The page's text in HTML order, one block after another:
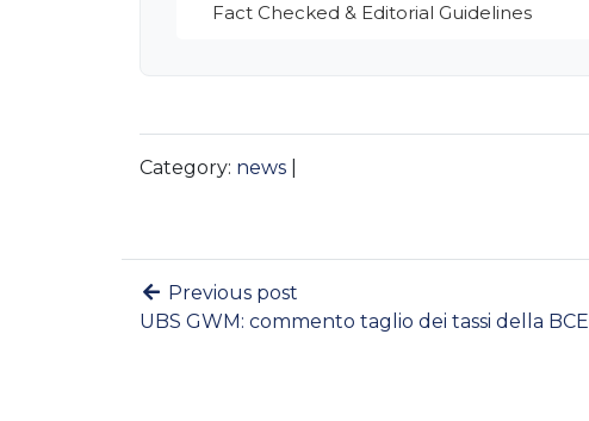
Fact Checked & Editorial Guidelines
Category: news
Previous post
UBS GWM: commento taglio dei tassi della BCE